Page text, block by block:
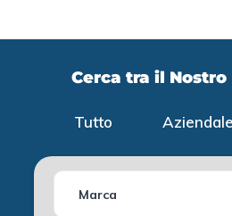
Cerca tra il
Tutto Aziendale
Marca